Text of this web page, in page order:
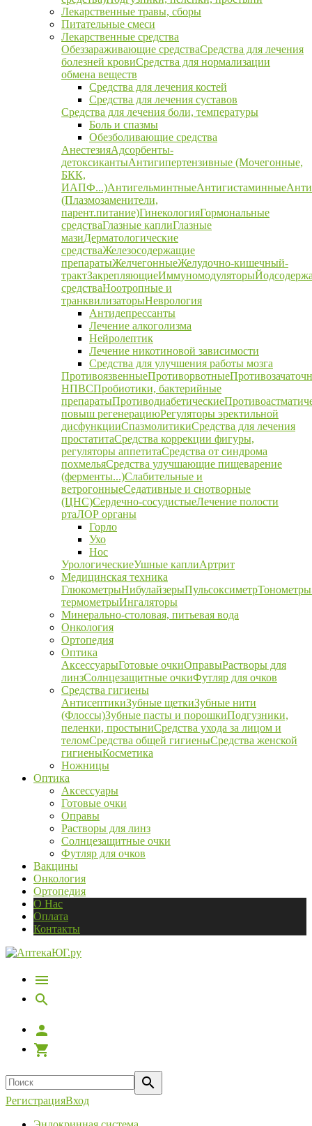
Лекарственные травы, сборы
Питательные смеси
Лекарственные средства
Обеззараживающие средстваСредства для лечения
болезней кровиСредства для нормализации
обмена веществ
Средства для лечения костей
Средства для лечения суставов
Средства для лечения боли, температуры
Боль и спазмы
Обезболивающие средства
АнестезияАдсорбенты-
детоксикантыАнтигипертензивные (Мочегонные,
БКК,
ИАПФ...)АнтигельминтныеАнтигистаминные
(Плазмозаменители,
парент.питание)ГинекологияГормональные
средстваГлазные каплиГлазные
мазиДерматологические
средстваЖелезосодержащие
препаратыЖелчегонныеЖелудочно-кишечный-
трактЗакрепляющиеИммуномодуляторы
средстваНоотропные и
транквилизаторыНеврология
Антидепрессанты
Лечение алкоголизма
Нейролептик
Лечение никотиновой зависимости
Средства для улучшения работы мозга
ПротивоязвенныеПротиворвотные
НПВСПробиотики, бактерийные
препаратыПротиводиабетические
повыш регенерациюРегуляторы эректильной
дисфункцииСпазмолитикиСредства для лечения
простатитаСредства коррекции фигуры,
регуляторы аппетитаСредства от синдрома
похмельяСредства улучшающие пищеварение
(ферменты...)Слабительные и
ветрогонныеСедативные и снотворные
(ЦНС)Сердечно-сосудистыеЛечение полости
ртаЛОР органы
Горло
Ухо
Нос
УрологическиеУшные каплиАртрит
Медицинская техника
ГлюкометрыНибулайзерыПульсоксиметрТонометры
термометрыИнгаляторы
Минерально-столовая, питьевая вода
Онкология
Ортопедия
Оптика
АксессуарыГотовые очкиОправыРастворы для
линзСолнцезащитные очкиФутляр для очков
Средства гигиены
АнтисептикиЗубные щеткиЗубные нити
(Флоссы)Зубные пасты и порошкиПодгузники,
пеленки, простыниСредства ухода за лицом и
теломСредства общей гигиеныСредства женской
гигиеныКосметика
Ножницы
Оптика
Аксессуары
Готовые очки
Оправы
Растворы для линз
Солнцезащитные очки
Футляр для очков
Вакцины
Онкология
Ортопедия
О Нас
Оплата
Контакты
РегистрацияВход